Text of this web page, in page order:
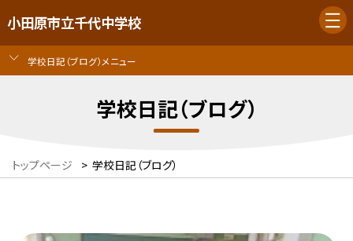
小田原市立千代中学校
学校日記（ブログ）メニュー
学校日記（ブログ）
トップページ > 学校日記（ブログ）